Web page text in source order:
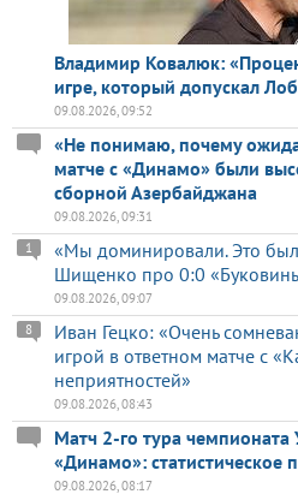
Владимир Ковалюк:
игре, который допускал
09.08.2026, 09:52
«Не понимаю, почему
матче с «Динамо» были
сборной Азербайджана
09.08.2026, 09:31
«Мы доминировали. Это
Шищенко про 0:0
1
09.08.2026, 09:07
Иван Гецко: «Очень
игрой в ответном матче с
неприятностей»
8
09.08.2026, 08:43
Матч 2-го тура
«Динамо»: статистическое
09.08.2026, 08:17